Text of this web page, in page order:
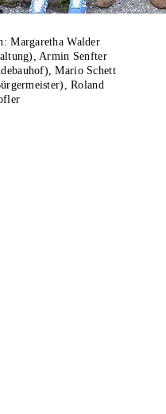
Margaretha Walder
Armin Senfter
Mario Schett
Roland